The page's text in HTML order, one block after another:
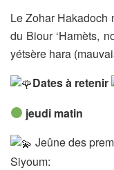
Le Zohar Hakadoch
du Biour ‘Hamèts,
yétsère hara
Dates à retenir
jeudi matin
Jeûne des
Siyoum: